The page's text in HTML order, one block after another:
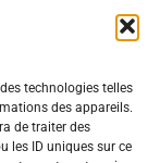
technologies telles
des appareils.
de traiter des
les ID uniques sur ce
AVIS D’EXPERTS